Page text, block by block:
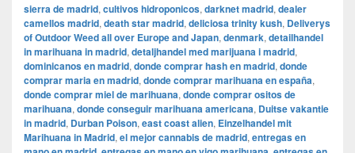
sierra de madrid, cultivos hidroponicos, darknet madrid, dealer
camellos madrid, death star madrid, deliciosa trinity kush, Deliverys
of Outdoor Weed all over Europe and Japan, denmark, detailhandel
in marihuana in madrid, detaljhandel med marijuana i madrid,
dominicanos en madrid, donde comprar hash en madrid, donde
comprar maria en madrid, donde comprar marihuana en españa,
donde comprar miel de marihuana, donde comprar ositos de
marihuana, donde conseguir marihuana americana, Duitse vakantie
in madrid, Durban Poison, east coast alien, Einzelhandel mit
Marihuana in Madrid, el mejor cannabis de madrid, entregas en